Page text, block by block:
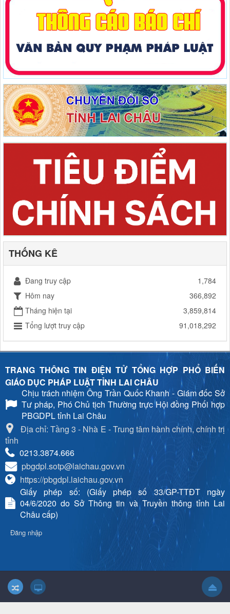
THỐNG KÊ
Đang truy cập
1,784
Hôm nay
366,892
Tháng hiện tại
3,859,814
Tổng lượt truy cập
91,018,292
TRANG THÔNG TIN ĐIỆN TỬ TỔNG HỢP PHỔ BIẾN
GIÁO DỤC PHÁP LUẬT TỈNH LAI CHÂU
Chịu trách nhiệmÔng Trần Quốc Khanh - Giám đốc Sở
Tư pháp, Phó Chủ tịch Thường trực Hội đồng Phối hợp
PBGDPL tỉnh Lai Châu
Địa chỉ: Tầng 3 - Nhà E - Trung tâm hành chính, chính trị
tỉnh
0213.3874.666
pbgdpl.sotp@laichau.gov.vn
https://pbgdpl.laichau.gov.vn
Giấy phép số: (Giấy phép số 33/GP-TTĐT ngày
04/6/2020 do Sở Thông tin và Truyền thông tỉnh Lai
Châu cấp)
Đăng nhập